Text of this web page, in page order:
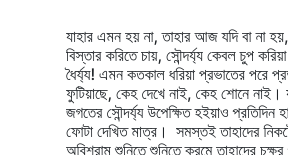
যাহার এমন হয় না, তাহার আজ যদি বা না
বিস্তার করিতে চায়, সৌন্দর্য্য কেবল চুপ
ধৈর্য্য! এমন কতকাল ধরিয়া প্রভাতের পরে
ফুটিয়াছে, কেহ দেখে নাই, কেহ শোনে নাই।
জগতের সৌন্দর্য্য উপেক্ষিত হইয়াও প্রতিদিন
ফোটা দেখিত মাত্র। সমস্তই তাহাদের
অবিশ্রাম শুনিতে শুনিতে ক্রমে তাহাদের